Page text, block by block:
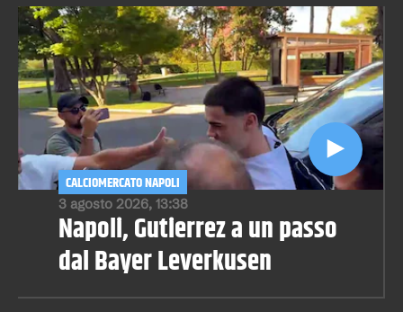
3 agosto 2026, 13:38
CALCIOMERCATO NAPOLI
Napoli, Gutierrez a un passo
dal Bayer Leverkusen